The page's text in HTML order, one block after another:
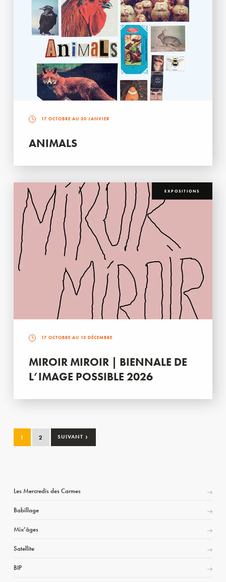
17 OCTOBRE AU 30 JANVIER
ANIMALS
EXPOSITIONS
17 OCTOBRE AU 13 DÉCEMBRE
MIROIR MIROIR | BIENNALE DE
L’IMAGE POSSIBLE 2026
1 2 SUIVANT ›
Les Mercredis des Carmes
Babillage
Mix’âges
Satellite
BIP